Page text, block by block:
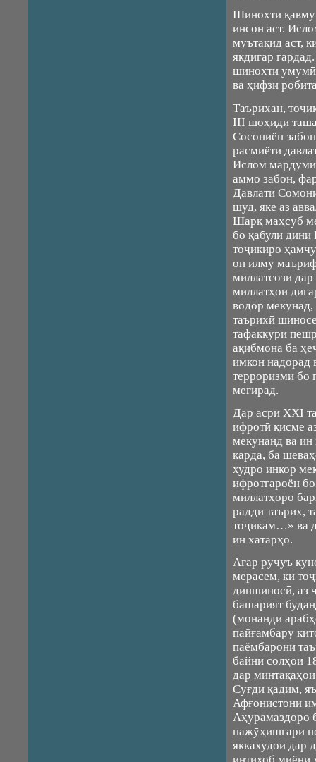
Шинохти қавму
инсон аст.
муътақид аст,
якдигар
шинохти умумӣ
ва ҳифзи
Таърихан,
III шоҳиди
Сосониён
расмиёти
Ислом мардуми
аммо забон,
Давлати
шуд, яке аз
Шарқ маҳсуб
бо қабули
тоҷикиро
он илму
миллатсозӣ
миллатҳои
водор мекунад,
таърихӣ
тафаккури
ақибмона ба
имкон надорад
терроризми
мегирад.
Дар асри XXI
ифротӣ қисме
мекунанд ва
карда, ба
худро инкор
ифротгароён
миллатҳоро
радди таърих,
тоҷикам…» ва
ин хатарҳо.
Агар руҷуъ
мерасем, ки
диншиносӣ, аз
башарият
(монанди
пайғамбару
паёмбарони
байни солҳои
дар
Суғди қадим,
Афғонистони
Аҳурамаздоро
пажӯҳишгари
яккахудоӣ дар